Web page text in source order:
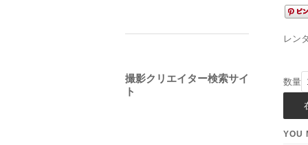
レン
数量
YOU
撮影クリエイター検索サイ
ト